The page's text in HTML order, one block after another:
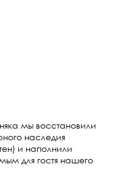
мы восстановили
наследия
и наполнили
для гостя нашего